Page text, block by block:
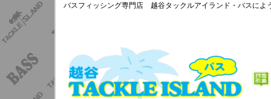
バスフィッシング専門店 越谷タックルアイランド・バスによ